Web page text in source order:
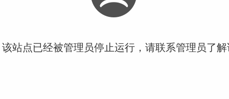
站点已经被管理员停止运行，请联系管理员了